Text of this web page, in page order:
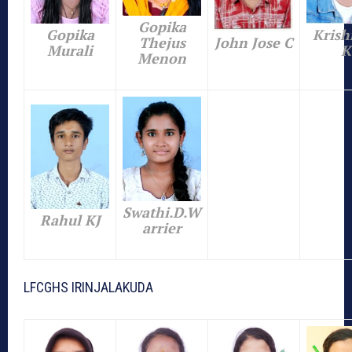
Gopika
Murali
Gopika
Thejus
Menon
John Jose C
K
Rahul KJ
Swathi.D.W
arrier
LFCGHS IRINJALAKUDA